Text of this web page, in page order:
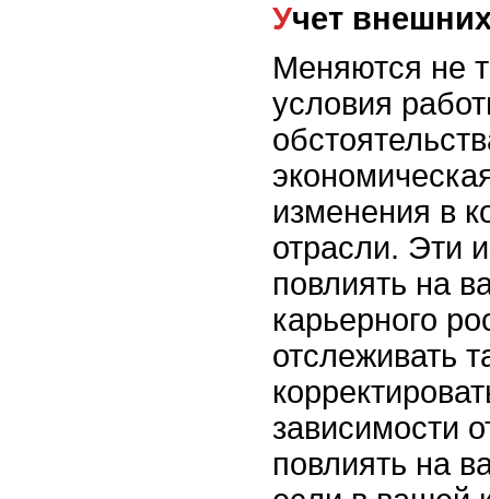
Учет
Меняются не
условия
изменения в
отрасли. Эти
повлиять на
карьерного
отслеживать
зависимости
повлиять на